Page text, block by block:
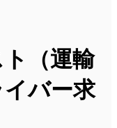
（運輸
バー求